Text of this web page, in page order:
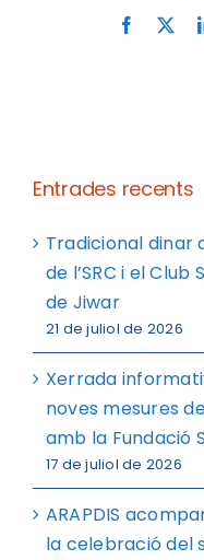
Facebook
Entrades recents
Tradicional dinar
de l’SRC i el
de Jiwar
21 de juliol de 2026
Xerrada
noves mesures
amb la Fundació
17 de juliol de 2026
ARAPDIS
la celebració del